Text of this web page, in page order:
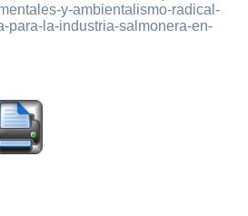
y-ambientalismo-radical-
para-la-industria-salmonera-en-